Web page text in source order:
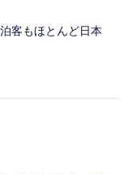
客もほとんど日本